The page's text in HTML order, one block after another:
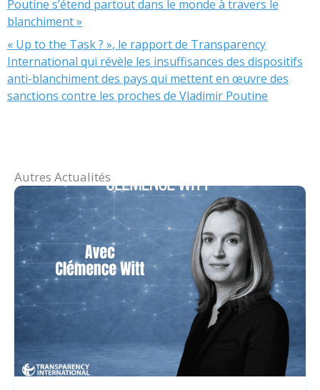
Poutine s’étend partout dans le monde à travers le
blanchiment »
« Up to the Task ? », le rapport de Transparency
International qui révèle les insuffisances des dispositifs
anti-blanchiment des pays qui mettent en œuvre des
sanctions contre les proches de Vladimir Poutine
Autres Actualités